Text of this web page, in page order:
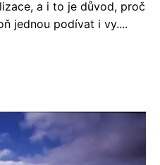
a i to je důvod, proč
jednou podívat i vy....